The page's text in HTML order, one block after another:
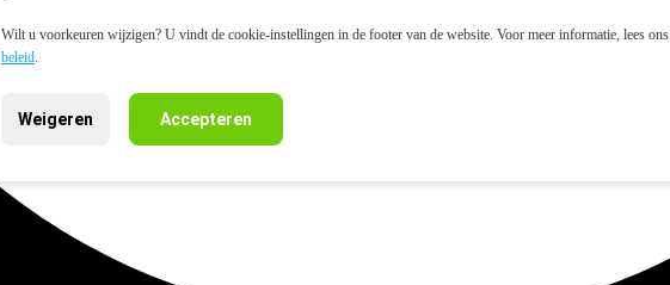
Wilt u voorkeuren wijzigen? U vindt de cookie-instellingen in de footer van de website. Voor meer informatie, lees ons
beleid.
Weigeren Accepteren